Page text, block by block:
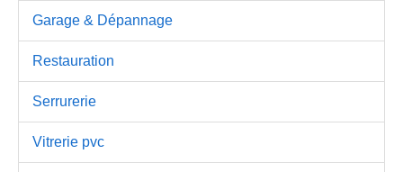
Garage & Dépannage
Restauration
Serrurerie
Vitrerie pvc